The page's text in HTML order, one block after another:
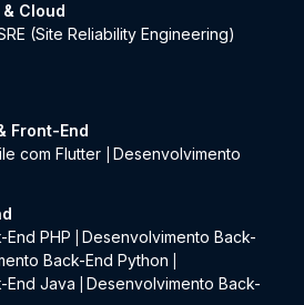
Cloud
(Site Reliability Engineering)
Front-End
com Flutter
Desenvolvimento
PHP
Desenvolvimento Back-
Back-End Python
End Java
Desenvolvimento Back-